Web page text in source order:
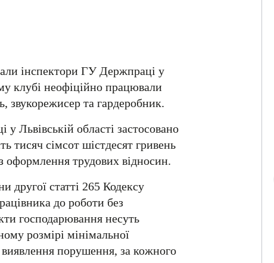
інспектори ГУ Держпраці у
клубі неофіційно працювали
звукорежисер та гардеробник.
Львівській області застосовано
тисяч сімсот шістдесят гривень
трудових відносин.
другої статті 265 Кодексу
до роботи без
господарювання несуть
розмірі мінімальної
виявлення порушення, за кожного